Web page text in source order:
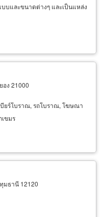
บและขนาดต่างๆ และเป็นแหล่ง
อง 21000
ยร์โบราณ, รถโบราณ, โฆษณา
ขมร
มธานี 12120